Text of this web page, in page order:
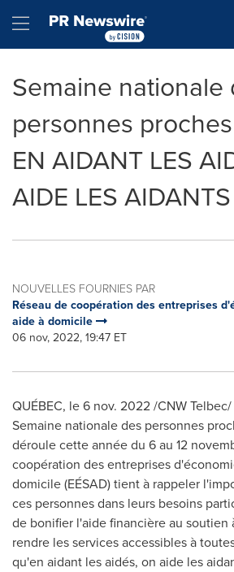
Hamburger menu
Semaine nationale
personnes
EN AIDANT LES
AIDE LES AIDANTS
NOUVELLES FOURNIES PAR
Réseau de coopération des entreprises
aide à domicile
06 nov, 2022, 19:47 ET
QUÉBEC, le6 nov. 2022/CNW
Semaine nationale des personnes
déroule cette année du 6 au 12
coopération des entreprises
domicile (EÉSAD) tient à rappeler
ces personnes dans leurs besoins
de bonifier l'aide financière au soutien
rendre les services accessibles à
qu'en aidant les aidés, on aide les